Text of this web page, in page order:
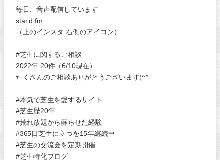
毎日、音声配信しています
stand.fm
（上のインスタ 右側のアイコン）
#芝生に関するご相談
2022年 20件（6/10現在）
たくさんのご相談ありがとうございます(^^
#本気で芝生を愛するサイト
#芝生歴20年
#荒れ放題から蘇らせた経験
#365日芝生に立つを15年継続中
#芝生の交流会を定期開催
#芝生特化ブログ